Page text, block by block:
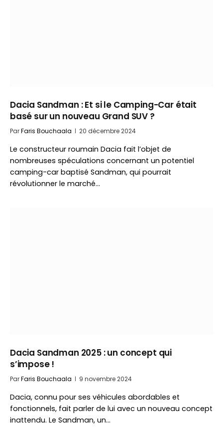
Dacia Sandman : Et si le Camping-Car était
basé sur un nouveau Grand SUV ?
ParFaris Bouchaala 20 décembre 2024
Le constructeur roumain Dacia fait l’objet de
nombreuses spéculations concernant un potentiel
camping-car baptisé Sandman, qui pourrait
révolutionner le marché…
Dacia Sandman 2025 : un concept qui
s’impose !
ParFaris Bouchaala 9 novembre 2024
Dacia, connu pour ses véhicules abordables et
fonctionnels, fait parler de lui avec un nouveau concept
inattendu. Le Sandman, un…